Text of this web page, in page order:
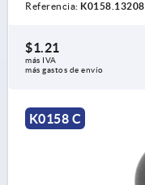
Referencia: K0158.13208
$1.21
más IVA
más gastos de envío
K0158 C